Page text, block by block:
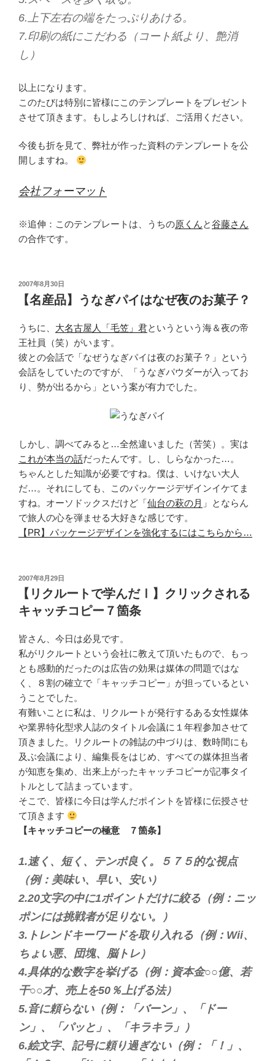
6.上下左右の端をたっぷりあける。
7.印刷の紙にこだわる（コート紙より、艶消
し）
以上になります。
このたびは特別に皆様にこのテンプレートをプレゼント
させて頂きます。もしよろしければ、ご活用ください。
今後も折を見て、弊社が作った資料のテンプレートを公
開しますね。
会社フォーマット
※追伸：このテンプレートは、うちの原くんと谷藤さん
の合作です。
投
日:
2007年8月30日
【名産品】うなぎパイはなぜ夜のお菓子？
うちに、 大名古屋人「毛笠」君というという海＆夜の帝
王社員（笑）がいます。
彼との会話で「なぜうなぎパイは夜のお菓子？」という
会話をしていたのですが、「うなぎパウダーが入ってお
り、勢が出るから」という案が有力でした。
しかし、調べてみると…全然違いました（苦笑）。実は
これが本当の話だったんです。し、しらなかった…。
ちゃんとした知識が必要ですね。僕は、いけない大人
だ…。それにしても、このパッケージデザインイケてま
すね。オーソドックスだけど「仙台の萩の月 」とならん
で旅人の心を弾ませる大好きな感じです。
【PR】パッケージデザインを強化するにはこちらから…
投
日:
2007年8月29日
【リクルートで学んだⅠ】クリックされる
キャッチコピー７箇条
皆さん、今日は必見です。
私がリクルートという会社に教えて頂いたもので、もっ
とも感動的だったのは広告の効果は媒体の問題ではな
く、８割の確立で「キャッチコピー」が担っているとい
うことでした。
有難いことに私は、リクルートが発行するある女性媒体
や業界特化型求人誌のタイトル会議に１年程参加させて
頂きました。リクルートの雑誌の中づりは、数時間にも
及ぶ会議により、編集長をはじめ、すべての媒体担当者
が知恵を集め、出来上がったキャッチコピーが記事タイ
トルとして詰まっています。
そこで、皆様に今日は学んだポイントを皆様に伝授させ
て頂きます
【キャッチコピーの極意 ７箇条】
1.速く、短く、テンポ良く。５７５的な視点
（例：美味い、早い、安い）
2.20文字の中に1ポイントだけに絞る（例：ニッ
ポンには挑戦者が足りない。）
3.トレンドキーワードを取り入れる（例：Wii、
ちょい悪、団塊、脳トレ）
4.具体的な数字を挙げる（例：資本金○○億、若
干○○才、売上を50％上げる法）
5.音に頼らない（例：「バーン」、「ドー
ン」、「パッと」、「キラキラ」）
6.絵文字、記号に頼り過ぎない（例：「！」、